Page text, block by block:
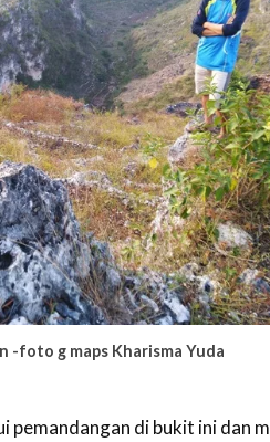
-foto g maps Kharisma Yuda
pemandangan di bukit ini dan